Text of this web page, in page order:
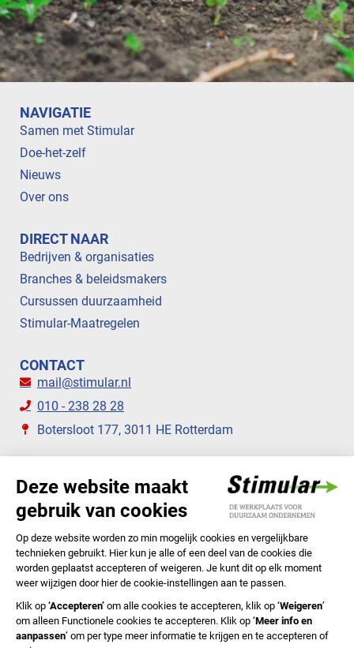
NAVIGATIE
Samen met Stimular
Doe-het-zelf
Nieuws
Over ons
DIRECT NAAR
Bedrijven & organisaties
Branches & beleidsmakers
Cursussen duurzaamheid
Stimular-Maatregelen
CONTACT
mail@stimular.nl
010 - 238 28 28
Botersloot 177, 3011 HE Rotterdam
STIMULAR NIEUWSBRIEVEN
ABONNEER NU
Privacyverklaring Cookiebeleid Colofon Disclaimer